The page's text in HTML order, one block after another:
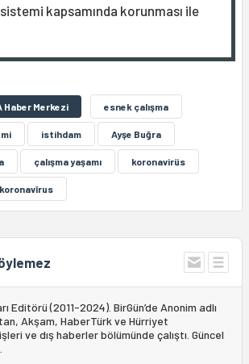
kapsamında korunması ile
Haber Merkezi esnek çalışma
istihdam Ayşe Buğra
çalışma yaşamı koronavirüs
koronavîrus
Editörü (2011-2024). BirGün’de Anonim adlı
Akşam, HaberTürk ve Hürriyet
ve dış haberler bölümünde çalıştı. Güncel